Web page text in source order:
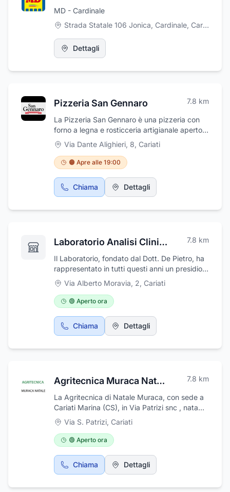
MD - Cardinale
Strada Statale 106 Jonica, Cardinale, Cardinale
Dettagli
Pizzeria San Gennaro 7.8 km
La Pizzeria San Gennaro è una pizzeria con
forno a legna e rosticceria artigianale aperto
tutti i giorni a cena. Offre una vasta varietà di
ottime pizze napoletane con lievitazione 24
ore, rosticcini artigianali e della miglior qualità,
panzerottini, focaccine e molto altro ancora. È
possibile presso la pizzeria organizzare feste
di compleanno ed eventi speciali ma anche
sport in programmazione su Sky. La Pizzeria
Via Dante Alighieri, 8, Cariati
🟠 Apre alle 19:00
Chiama Dettagli
Laboratorio Analisi Cliniche De Pietro Francesco 7.8 km
Il Laboratorio, fondato dal Dott. De Pietro, ha
rappresentato in tutti questi anni un presidio
sanitario di riferimento per i cittadini residenti
nel comprensorio. Si occupa di Analisi
ematologiche, microbiologiche,
tossicologiche, Dosaggi ormonali e di
patologia clinica e Tamponi rapidi COVID
immunocromatografici e ad
attenzione e tempestività la dinamica
nel tempo metodiche innovative per la
potessero soddisfare i bisogni sempre
crescenti dei propri pazienti.
Via Alberto Moravia, 2, Cariati
🟢 Aperto ora
Chiama Dettagli
Agritecnica Muraca Natale 7.8 km
La Agritecnica di Natale Muraca, con sede a
Cariati Marina (CS), in Via Patrizi snc , nata
nel 2003, è un'azienda specializzata nella
vendita di una vasta gamma di prodotti per
l'agricoltura, zootecnia e giardinaggio, nella
vendita di mangimi, concimi, piante da frutto
e da orto, sementi, animali da cortile, pet
food, coltelleria e casalinghi di attinente uso. Il
appassionati tutto ciò che occorre per ogni
Via S. Patrizi, Cariati
🟢 Aperto ora
Chiama Dettagli